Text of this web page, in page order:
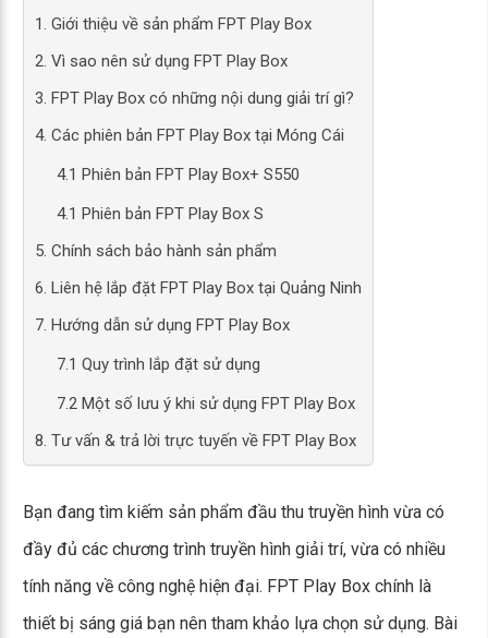
1. Giới thiệu về sản phẩm FPT Play Box
2. Vì sao nên sử dụng FPT Play Box
3. FPT Play Box có những nội dung giải trí gì?
4. Các phiên bản FPT Play Box tại Móng Cái
4.1 Phiên bản FPT Play Box+ S550
4.1 Phiên bản FPT Play Box S
5. Chính sách bảo hành sản phẩm
6. Liên hệ lắp đặt FPT Play Box tại Quảng Ninh
7. Hướng dẫn sử dụng FPT Play Box
7.1 Quy trình lắp đặt sử dụng
7.2 Một số lưu ý khi sử dụng FPT Play Box
8. Tư vấn & trả lời trực tuyến về FPT Play Box
Bạn đang tìm kiếm sản phẩm đầu thu truyền hình vừa có
đầy đủ các chương trình truyền hình giải trí, vừa có nhiều
tính năng về công nghệ hiện đại. FPT Play Box chính là
thiết bị sáng giá bạn nên tham khảo lựa chọn sử dụng. Bài